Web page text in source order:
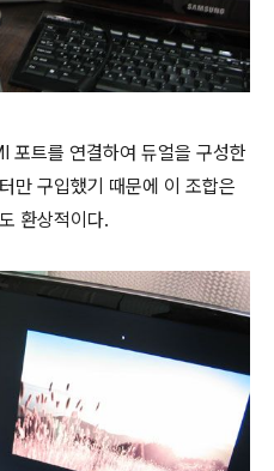
포트를 연결하여 듀얼을 구성한
만 구입했기 때문에 이 조합은
환상적이다.